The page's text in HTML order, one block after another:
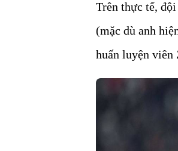
Trên thực tế,
(mặc dù anh
huấn luyện viên